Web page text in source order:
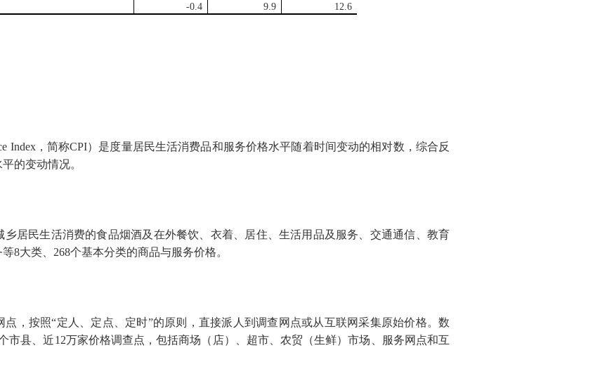
-0.4 9.9 12.6
Index，简称CPI）是度量居民生活消费品和服务价格水平随着时间变动的相对数，综合反
的变动情况。
民生活消费的食品烟酒及在外餐饮、衣着、居住、生活用品及服务、交通通信、教育
等8大类、 268个基本分类的商品与服务价格。
按照“定人、定点、定时”的原则，直接派人到调查网点或从互联网采集原始价格。数
市县、近12万家价格调查点，包括商场（店）、超市、农贸（生鲜）市场、服务网点和互